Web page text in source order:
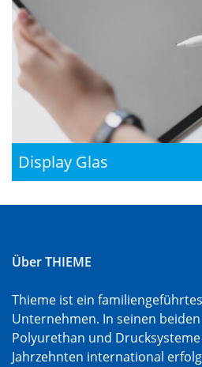
Display Glas
Über THIEME
Thieme ist ein
Unternehmen. In seinen
Polyurethan und
Jahrzehnten international